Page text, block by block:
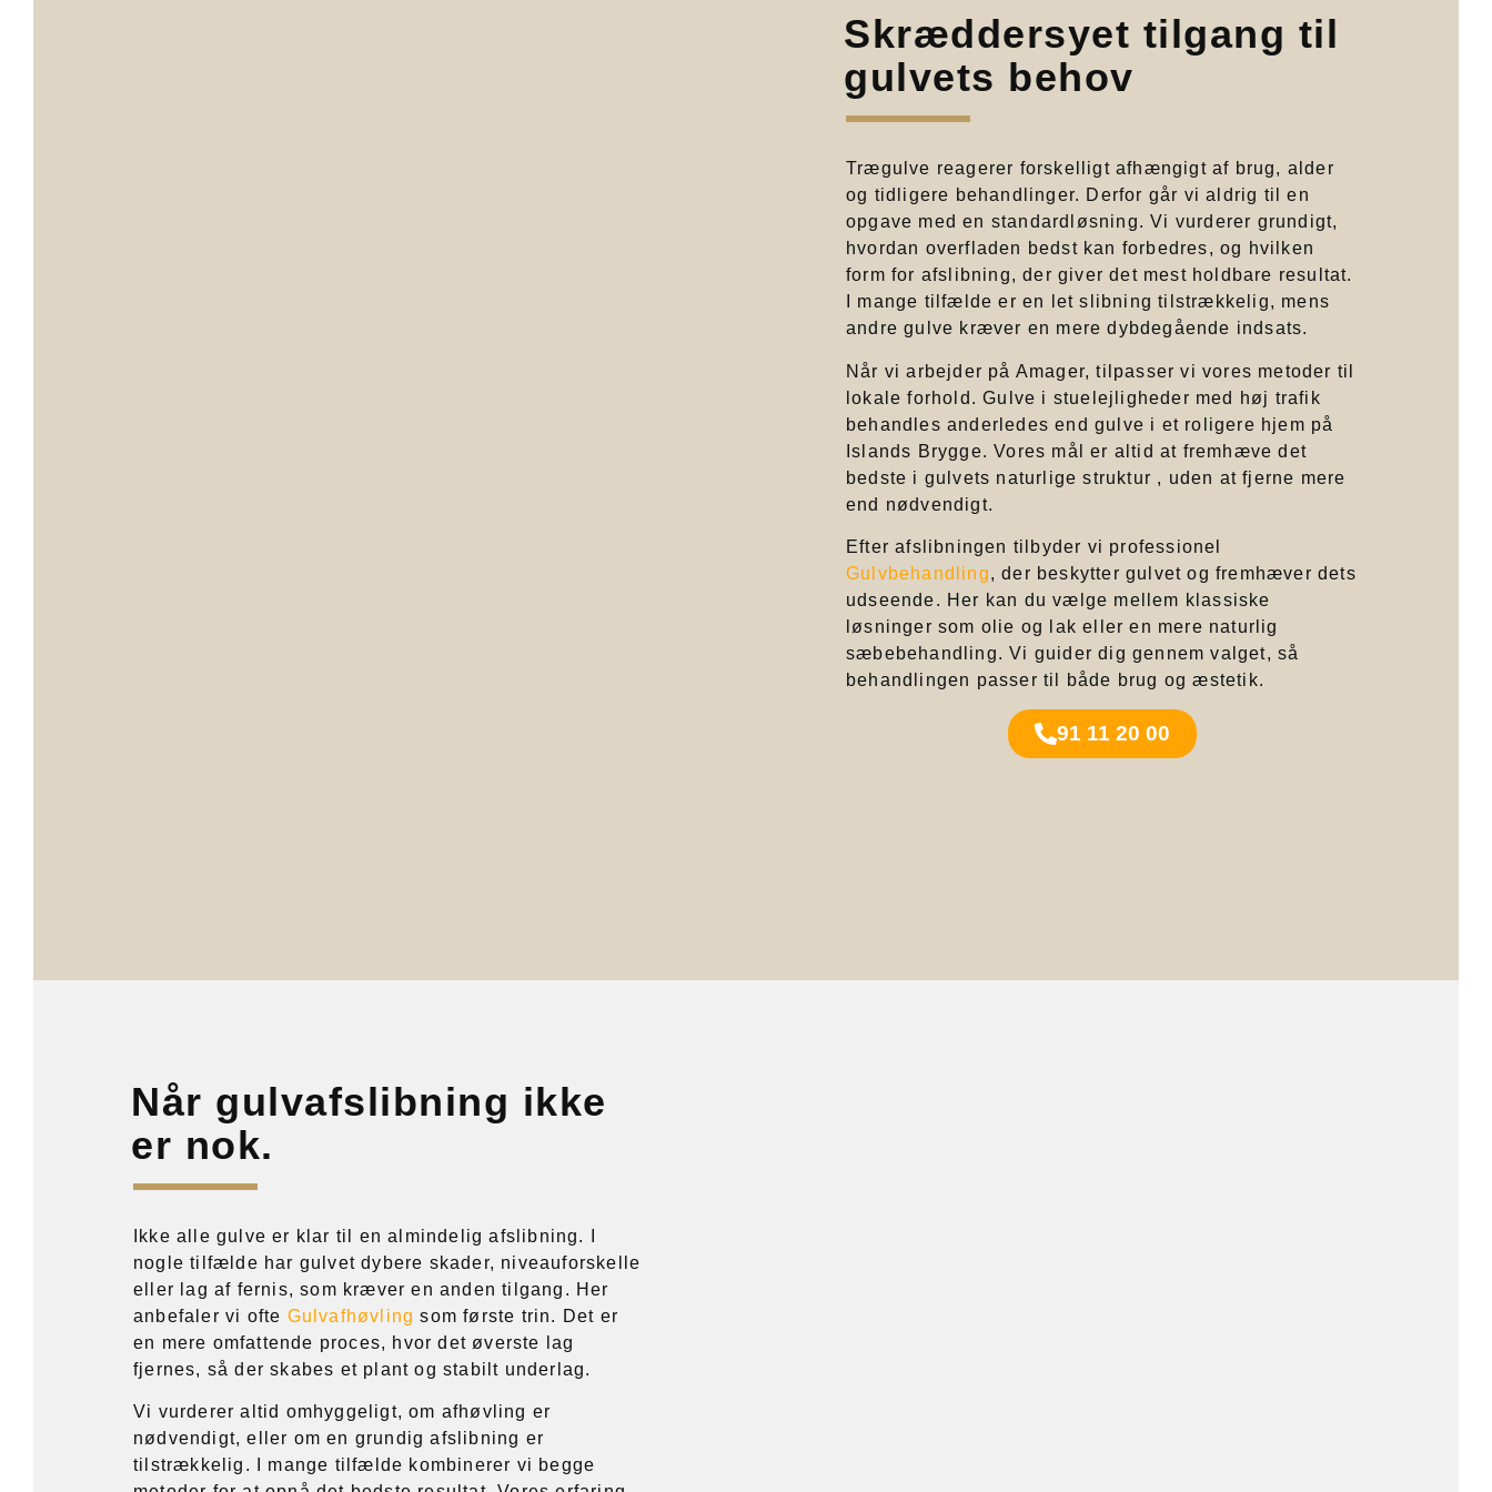
Skræddersyet tilgang til
gulvets behov
Trægulve reagerer forskelligt afhængigt af brug, alder
og tidligere behandlinger. Derfor går vi aldrig til en
opgave med en standardløsning. Vi vurderer grundigt,
hvordan overfladen bedst kan forbedres, og hvilken
form for afslibning, der giver det mest holdbare resultat.
I mange tilfælde er en let slibning tilstrækkelig, mens
andre gulve kræver en mere dybdegående indsats.
Når vi arbejder på Amager, tilpasser vi vores metoder til
lokale forhold. Gulve i stuelejligheder med høj trafik
behandles anderledes end gulve i et roligere hjem på
Islands Brygge. Vores mål er altid at fremhæve det
bedste i gulvets naturlige struktur , uden at fjerne mere
end nødvendigt.
Efter afslibningen tilbyder vi professionel
Gulvbehandling, der beskytter gulvet og fremhæver dets
udseende. Her kan du vælge mellem klassiske
løsninger som olie og lak eller en mere naturlig
sæbebehandling. Vi guider dig gennem valget, så
behandlingen passer til både brug og æstetik.
91 11 20 00
Når gulvafslibning ikke
er nok.
Ikke alle gulve er klar til en almindelig afslibning. I
nogle tilfælde har gulvet dybere skader, niveauforskelle
eller lag af fernis, som kræver en anden tilgang. Her
anbefaler vi ofte Gulvafhøvling som første trin. Det er
en mere omfattende proces, hvor det øverste lag
fjernes, så der skabes et plant og stabilt underlag.
Vi vurderer altid omhyggeligt, om afhøvling er
nødvendigt, eller om en grundig afslibning er
tilstrækkelig. I mange tilfælde kombinerer vi begge